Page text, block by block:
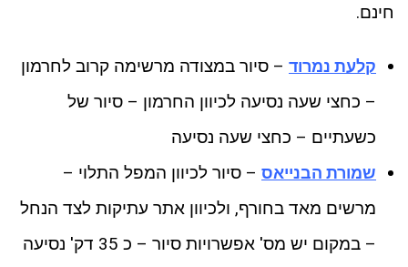
חינם.
קלעת נמרוד – סיור במצודה מרשימה קרוב לחרמון
– כחצי שעה נסיעה לכיוון החרמון – סיור של
כשעתיים – כחצי שעה נסיעה
שמורת הבנייאס – סיור לכיוון המפל התלוי –
מרשים מאד בחורף, ולכיוון אתר עתיקות לצד הנחל
– במקום יש מס' אפשרויות סיור – כ 35 דק' נסיעה